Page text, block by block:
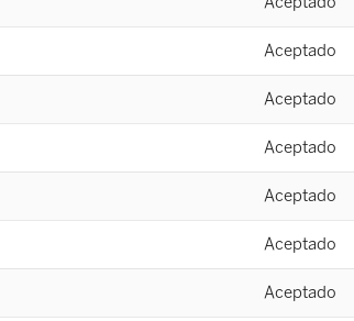
Aceptado
Aceptado
Aceptado
Aceptado
Aceptado
Aceptado